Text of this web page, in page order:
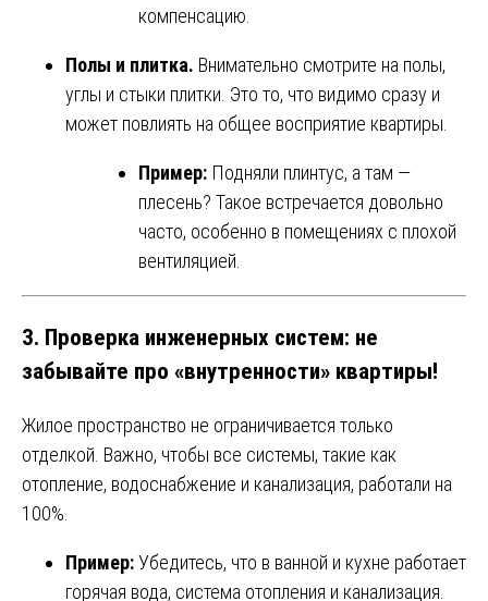
компенсацию.
Полы и плитка. Внимательно смотрите на полы,
углы и стыки плитки. Это то, что видимо сразу и
может повлиять на общее восприятие квартиры.
Пример: Подняли плинтус, а там —
плесень? Такое встречается довольно
часто, особенно в помещениях с плохой
вентиляцией.
3. Проверка инженерных систем: не
забывайте про «внутренности» квартиры!
Жилое пространство не ограничивается только
отделкой. Важно, чтобы все системы, такие как
отопление, водоснабжение и канализация, работали на
100%.
Пример:Убедитесь, что в ванной и кухне работает
горячая вода, система отопления и канализация.